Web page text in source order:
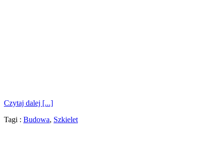
Czytaj dalej [...]
Tagi : Budowa, Szkielet